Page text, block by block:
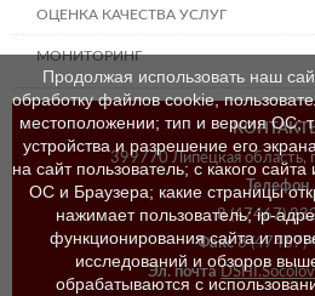
ОЦЕНКА КАЧЕСТВА УСЛУГ
МОНИТОРИНГ
399770 Липецкая область,
Телефон
8 (47467)
Факс8 (47467)
Эл. почта
Продолжая использовать наш
обработку файлов cookie,
местоположении; тип и версия ОС;
устройства и разрешение его
на сайт пользователь; с какого
ОС и Браузера; какие страницы
нажимает пользователь; ip-
функционирования сайта и
исследований и обзоров
обрабатываются с